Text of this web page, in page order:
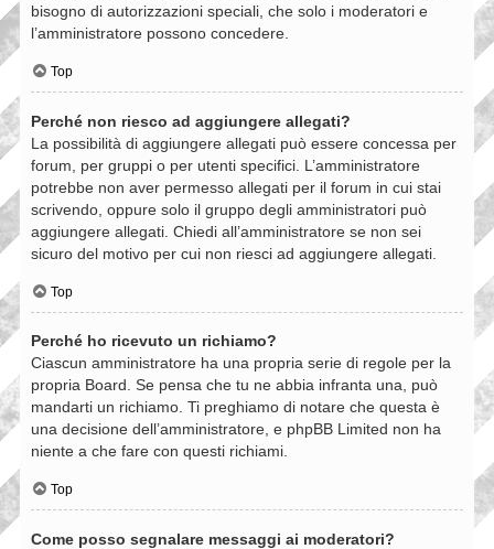
bisogno di autorizzazioni speciali, che solo i moderatori e
l’amministratore possono concedere.
Top
Perché non riesco ad aggiungere allegati?
La possibilità di aggiungere allegati può essere concessa per
forum, per gruppi o per utenti specifici. L’amministratore
potrebbe non aver permesso allegati per il forum in cui stai
scrivendo, oppure solo il gruppo degli amministratori può
aggiungere allegati. Chiedi all’amministratore se non sei
sicuro del motivo per cui non riesci ad aggiungere allegati.
Top
Perché ho ricevuto un richiamo?
Ciascun amministratore ha una propria serie di regole per la
propria Board. Se pensa che tu ne abbia infranta una, può
mandarti un richiamo. Ti preghiamo di notare che questa è
una decisione dell’amministratore, e phpBB Limited non ha
niente a che fare con questi richiami.
Top
Come posso segnalare messaggi ai moderatori?